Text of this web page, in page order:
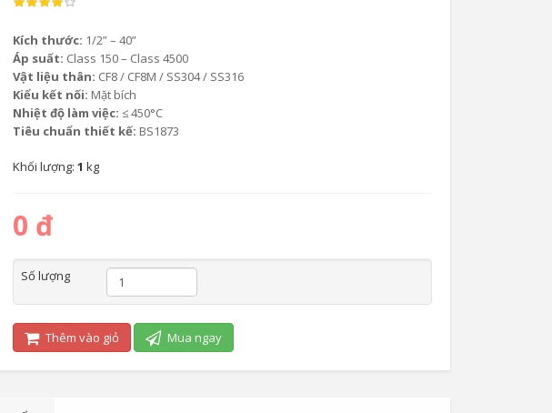
Kích thước: 1/2” – 40”
Áp suất: Class 150 – Class 4500
Vật liệu thân: CF8 / CF8M / SS304 / SS316
Kiểu kết nối: Mặt bích
Nhiệt độ làm việc: ≤ 450°C
Tiêu chuẩn thiết kế: BS1873
Khối lượng: 1 kg
0 đ
Số lượng
Thêm vào giỏ Mua ngay